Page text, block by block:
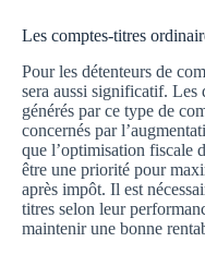
Les comptes-titres
Pour les détenteurs de
sera aussi significatif. Les
générés par ce type de
concernés par
que l’optimisation fiscale
être une priorité pour
après impôt. Il est
titres selon leur
maintenir une bonne